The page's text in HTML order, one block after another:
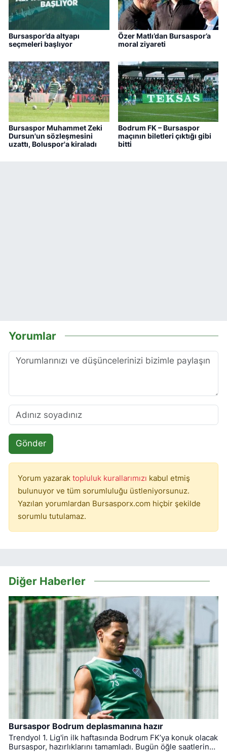
Bursaspor’da altyapı
seçmeleri başlıyor
Özer Matlı’dan Bursaspor’a
moral ziyareti
Bursaspor Muhammet Zeki
Dursun'un sözleşmesini
uzattı, Boluspor'a kiraladı
Bodrum FK – Bursaspor
maçının biletleri çıktığı gibi
bitti
Yorumlar
Gönder
Yorum yazarak topluluk kurallarımızı kabul etmiş
bulunuyor ve tüm sorumluluğu üstleniyorsunuz.
Yazılan yorumlardan Bursasporx.com hiçbir şekilde
sorumlu tutulamaz.
Diğer Haberler
Bursaspor Bodrum deplasmanına hazır
Trendyol 1. Lig'in ilk haftasında Bodrum FK’ya konuk olacak
Bursaspor, hazırlıklarını tamamladı. Bugün öğle saatlerinde